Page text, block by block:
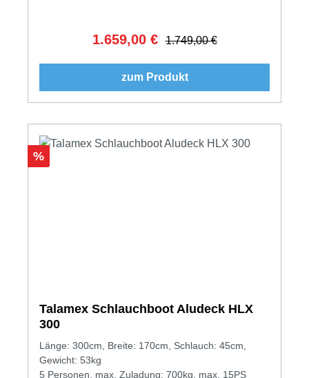
Verkaufspreis:
1.659,00 € Regulärer Preis:
1.749,00 €
zum Produkt
Rabatt
%
Talamex Schlauchboot Aludeck HLX
300
Länge: 300cm, Breite: 170cm, Schlauch: 45cm,
Gewicht: 53kg
5 Personen, max. Zuladung: 700kg, max. 15PS